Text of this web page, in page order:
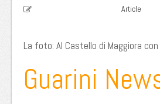
Article
La foto: Al Castello di Maggiora con
Guarini